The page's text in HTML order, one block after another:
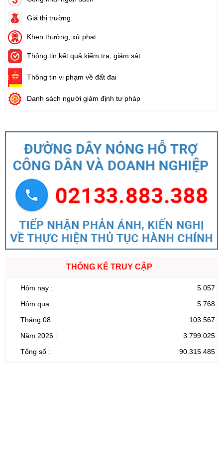
Giá thị trường
Khen thưởng, xử phạt
Thông tin kết quả kiểm tra, giám sát
Thông tin vi phạm về đất đai
Danh sách người giám định tư pháp
THỐNG KÊ TRUY CẬP
Hôm nay :
5.057
Hôm qua :
5.768
Tháng 08 :
103.567
Năm 2026 :
3.799.025
Tổng số :
90.315.485